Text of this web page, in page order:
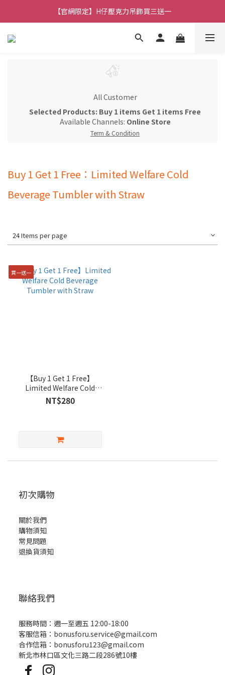
🚚 全館消費滿 $490 超取免運
【官網限定】H仔壓克力吊飾買三送一
🚚 全館消費滿 $490 超取免運
All Customer
Selected Products: Buy 1 items Get 1 items Free
Available Channels: Online Store
Term & Condition
Buy 1 Get 1 Free：Limited Welfare Cold
Beverage Tumbler with Straw
24 Items per page
買一送一
【Buy 1 Get 1 Free】
Limited Welfare Cold
Beverage Tumbler with
Straw
NT$280
初次購物
關於我們
購物須知
常見問題
退換貨須知
聯絡我們
服務時間：週一至週五 12:00-18:00
客服信箱：bonusforu.service@gmail.com
合作信箱：bonusforu123@gmail.com
新北市林口區文化三路二段286號10樓